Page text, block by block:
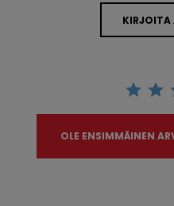
KIRJOITA
OLE ENSIMMÄINEN